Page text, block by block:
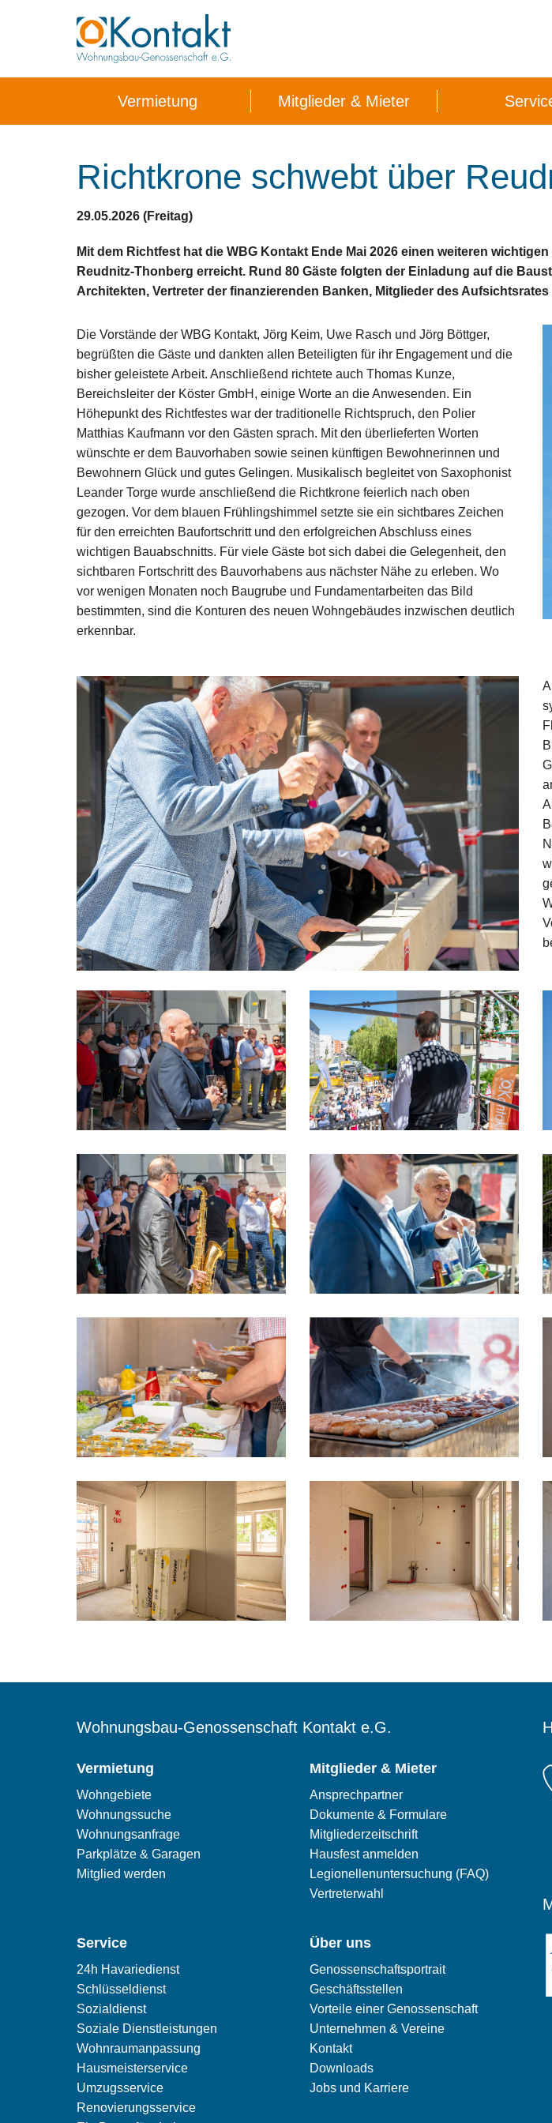
Vermietung Mitglieder & Mieter
Richtkrone schwebt über
29.05.2026 (Freitag)
Mit dem Richtfest hat die WBG Kontakt Ende Mai 2026 einen weiteren
Reudnitz-Thonberg erreicht. Rund 80 Gäste folgten der Einladung auf die
Architekten, Vertreter der finanzierenden Banken, Mitglieder des
Die Vorstände der WBG Kontakt, Jörg Keim, Uwe Rasch und Jörg Böttger,
begrüßten die Gäste und dankten allen Beteiligten für ihr Engagement und die
bisher geleistete Arbeit. Anschließend richtete auch Thomas Kunze,
Bereichsleiter der Köster GmbH, einige Worte an die Anwesenden. Ein
Höhepunkt des Richtfestes war der traditionelle Richtspruch, den Polier
Matthias Kaufmann vor den Gästen sprach. Mit den überlieferten Worten
wünschte er dem Bauvorhaben sowie seinen künftigen Bewohnerinnen und
Bewohnern Glück und gutes Gelingen. Musikalisch begleitet von Saxophonist
Leander Torge wurde anschließend die Richtkrone feierlich nach oben
gezogen. Vor dem blauen Frühlingshimmel setzte sie ein sichtbares Zeichen
für den erreichten Baufortschritt und den erfolgreichen Abschluss eines
wichtigen Bauabschnitts. Für viele Gäste bot sich dabei die Gelegenheit, den
sichtbaren Fortschritt des Bauvorhabens aus nächster Nähe zu erleben. Wo
vor wenigen Monaten noch Baugrube und Fundamentarbeiten das Bild
bestimmten, sind die Konturen des neuen Wohngebäudes inzwischen deutlich
erkennbar.
Wohnungsbau-Genossenschaft Kontakt e.G.
Vermietung
Wohngebiete
Wohnungssuche
Wohnungsanfrage
Parkplätze & Garagen
Mitglied werden
Mitglieder & Mieter
Ansprechpartner
Dokumente & Formulare
Mitgliederzeitschrift
Hausfest anmelden
Legionellenuntersuchung (FAQ)
Vertreterwahl
Service
24h Havariedienst
Schlüsseldienst
Sozialdienst
Soziale Dienstleistungen
Wohnraumanpassung
Hausmeisterservice
Umzugsservice
Renovierungsservice
Über uns
Genossenschaftsportrait
Geschäftsstellen
Vorteile einer Genossenschaft
Unternehmen & Vereine
Kontakt
Downloads
Jobs und Karriere